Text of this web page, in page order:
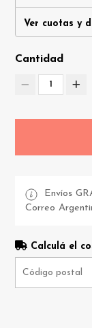
Ver cuotas y
Cantidad
1
Envíos
Correo
Calculá el